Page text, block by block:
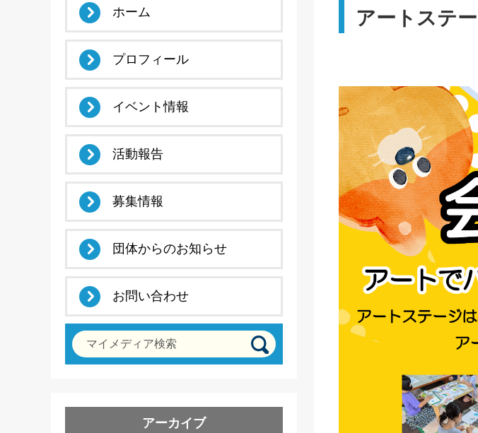
アートステ
ホーム
プロフィール
イベント情報
活動報告
募集情報
団体からのお知らせ
お問い合わせ
マイメディア検索
アーカイブ